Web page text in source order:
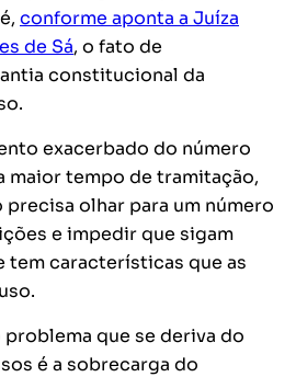
conforme aponta a Juíza
de Sá, o fato de
constitucional da
exacerbado do número
maior tempo de tramitação,
olhar para um número
e impedir que sigam
tem características que as
que se deriva do
é a sobrecarga do